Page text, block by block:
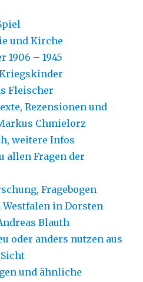
und Kirche
1906 – 1945
Fleischer
Rezensionen und
Chmielorz
weitere Infos
allen Fragen der
Fragebogen
Westfalen in Dorsten
Blauth
oder anders nutzen aus
und ähnliche